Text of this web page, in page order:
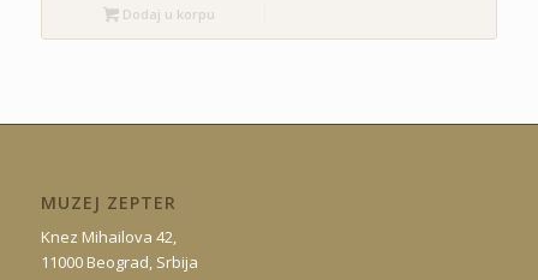
Dodaj u korpu
MUZEJ ZEPTER
Knez Mihailova 42,
11000 Beograd, Srbija